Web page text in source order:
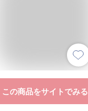
この商品をサイトでみる